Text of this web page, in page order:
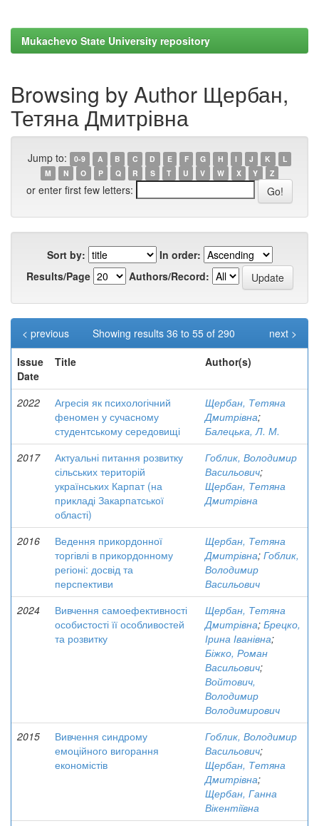
Mukachevo State University repository
Browsing by Author Щербан,
Тетяна Дмитрівна
Jump to: 0-9 A B C D E F G H I J K
L
M
N O P Q R S T U V W X Y Z
or enter first few letters:
Sort by:
In order:
Results/Page
Authors/Record:
Showing results 36 to 55 of 290
< previous
next >
Issue
Date
Title Author(s)
2022
Агресія як психологічний
феномен у сучасному
студентському середовищі
Щербан, Тетяна
Дмитрівна;
Балецька, Л. М.
2017
Актуальні питання розвитку
сільських територій
українських Карпат (на
прикладі Закарпатської
області)
Гоблик, Володимир
Васильович;
Щербан, Тетяна
Дмитрівна
2016
Ведення прикордонної
торгівлі в прикордонному
регіоні: досвід та
перспективи
Щербан, Тетяна
Дмитрівна; Гоблик,
Володимир
Васильович
2024
Вивчення самоефективності
особистості її особливостей
та розвитку
Щербан, Тетяна
Дмитрівна; Брецко,
Ірина Іванівна;
Біжко, Роман
Васильович;
Войтович,
Володимир
Володимирович
2015
Вивчення синдрому
емоційного вигорання
економістів
Гоблик, Володимир
Васильович;
Щербан, Тетяна
Дмитрівна;
Щербан, Ганна
Вікентіївна